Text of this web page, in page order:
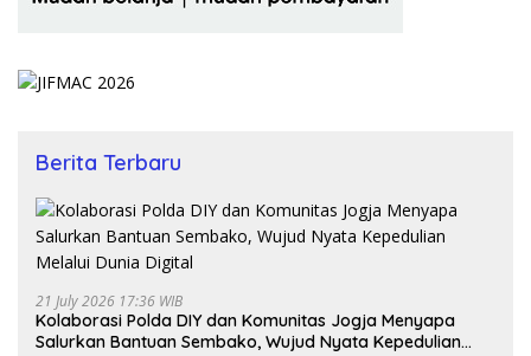
Berita Terbaru
21 July 2026 17:36 WIB
Kolaborasi Polda DIY dan Komunitas Jogja Menyapa
Salurkan Bantuan Sembako, Wujud Nyata Kepedulian